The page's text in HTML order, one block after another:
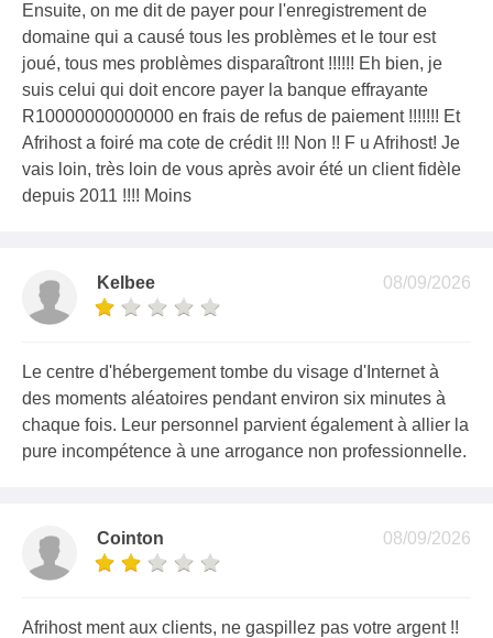
Ensuite, on me dit de payer pour l'enregistrement de
domaine qui a causé tous les problèmes et le tour est
joué, tous mes problèmes disparaîtront !!!!!! Eh bien, je
suis celui qui doit encore payer la banque effrayante
R10000000000000 en frais de refus de paiement !!!!!!! Et
Afrihost a foiré ma cote de crédit !!! Non !! F u Afrihost! Je
vais loin, très loin de vous après avoir été un client fidèle
depuis 2011 !!!! Moins
08/09/2026
Kelbee
Le centre d'hébergement tombe du visage d'Internet à
des moments aléatoires pendant environ six minutes à
chaque fois. Leur personnel parvient également à allier la
pure incompétence à une arrogance non professionnelle.
08/09/2026
Cointon
Afrihost ment aux clients, ne gaspillez pas votre argent !!